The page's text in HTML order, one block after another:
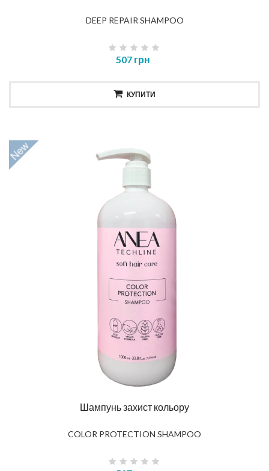
DEEP REPAIR SHAMPOO
507 грн
КУПИТИ
Шампунь захист кольору
COLOR PROTECTION SHAMPOO